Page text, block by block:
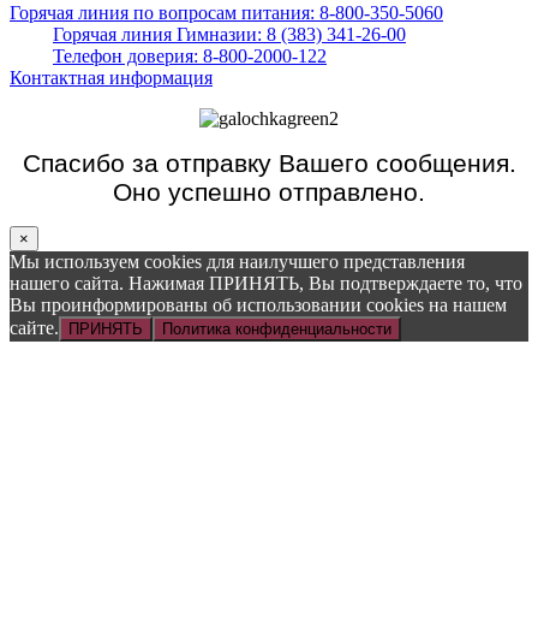
Горячая линия по вопросам питания: 8-800-350-5060
Горячая линия Гимназии: 8 (383) 341-26-00
Телефон доверия: 8-800-2000-122
Контактная информация
Спасибо за отправку Вашего сообщения.
Оно успешно отправлено.
×
Мы используем cookies для наилучшего представления
нашего сайта. Нажимая ПРИНЯТЬ, Вы подтверждаете то, что
Вы проинформированы об использовании cookies на нашем
сайте.
ПРИНЯТЬ Политика конфиденциальности